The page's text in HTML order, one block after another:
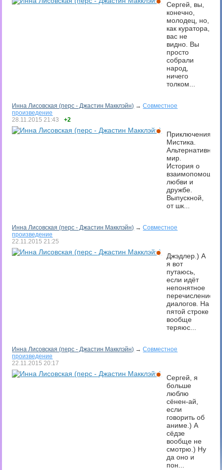
Сергей, вы,
конечно,
молодец, но,
как куратора,
вас не
видно. Вы
просто
собрали
народ,
ничего
толком...
Инна Лисовская (перс - Джастин Макклэйн) →Совместное
произведение
28.11.2015 21:43 +2
Приключения.
Мистика.
Альтернативный
мир.
История о
взаимопомощи,
любви и
дружбе.
Выпускной,
от шк...
Инна Лисовская (перс - Джастин Макклэйн) →Совместное
произведение
22.11.2015 21:25
Джэдлер.) А
я вот
путаюсь,
если идёт
непонятное
перечисление
диалогов. На
пятой строке
вообще
теряюс...
Инна Лисовская (перс - Джастин Макклэйн) →Совместное
произведение
22.11.2015 20:17
Сергей, я
больше
люблю
сёнен-ай,
если
говорить об
аниме.) А
сёдзе
вообще не
смотрю.) Ну
да оно и
пон...